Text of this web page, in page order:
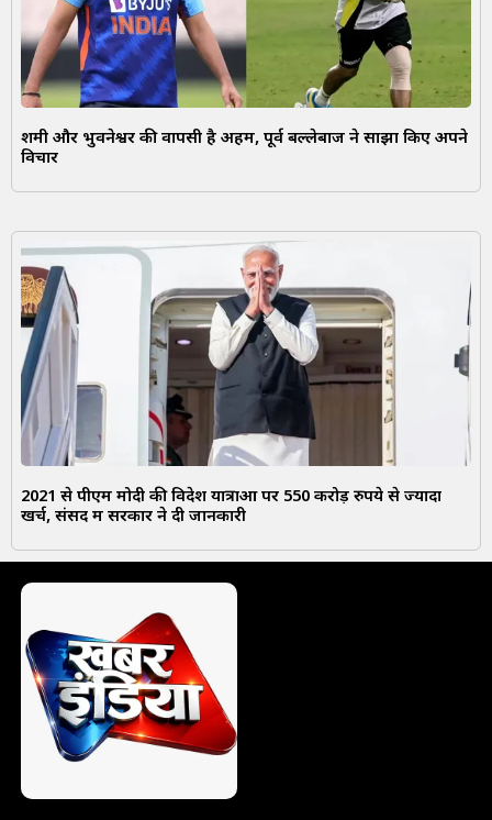
शमी और भुवनेश्वर की वापसी है अहम, पूर्व बल्लेबाज ने साझा किए अपने
विचार
2021 से पीएम मोदी की विदेश यात्राओं पर 550 करोड़ रुपये से ज्यादा
खर्च, संसद में सरकार ने दी जानकारी